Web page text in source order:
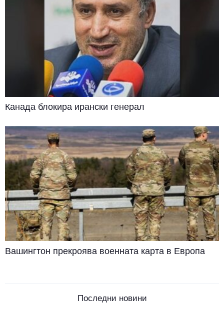
Канада блокира ирански генерал
Вашингтон прекроява военната карта в Европа
Последни новини